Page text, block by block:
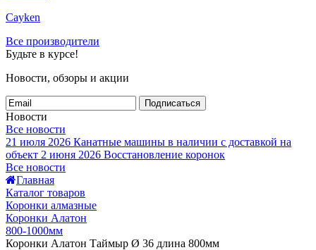
Cayken
Все производители
Будьте в курсе!
Новости, обзоры и акции
Подписаться
Новости
Все новости
21 июля 2026 Канатные машины в наличии с доставкой на
объект 2 июня 2026 Восстановление коронок
Все новости
Главная
Каталог товаров
Коронки алмазные
Коронки Алатон
800-1000мм
Коронки Алатон Таймыр Ø 36 длина 800мм